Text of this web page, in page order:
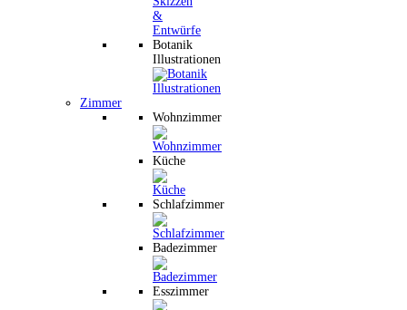
Botanik
Illustrationen
Zimmer
Wohnzimmer
Küche
Schlafzimmer
Badezimmer
Esszimmer